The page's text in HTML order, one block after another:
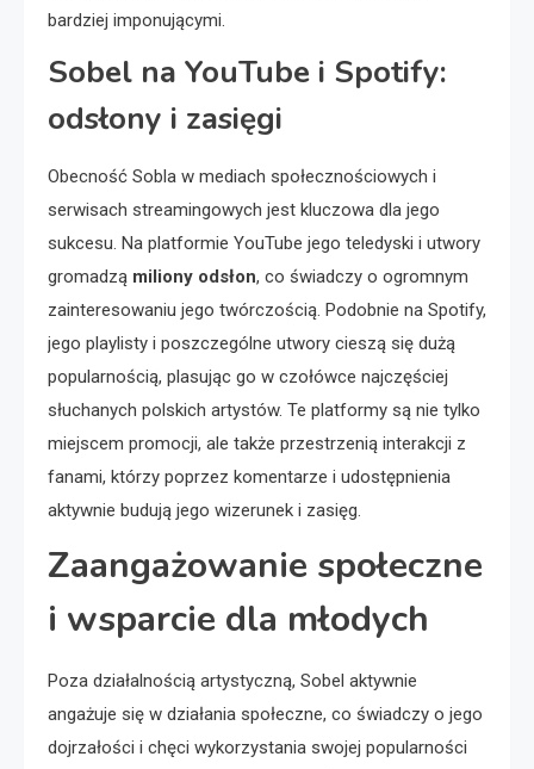
bardziej imponującymi.
Sobel na YouTube i Spotify:
odsłony i zasięgi
Obecność Sobla w mediach społecznościowych i
serwisach streamingowych jest kluczowa dla jego
sukcesu. Na platformie YouTube jego teledyski i utwory
gromadzą miliony odsłon, co świadczy o ogromnym
zainteresowaniu jego twórczością. Podobnie na Spotify,
jego playlisty i poszczególne utwory cieszą się dużą
popularnością, plasując go w czołówce najczęściej
słuchanych polskich artystów. Te platformy są nie tylko
miejscem promocji, ale także przestrzenią interakcji z
fanami, którzy poprzez komentarze i udostępnienia
aktywnie budują jego wizerunek i zasięg.
Zaangażowanie społeczne
i wsparcie dla młodych
Poza działalnością artystyczną, Sobel aktywnie
angażuje się w działania społeczne, co świadczy o jego
dojrzałości i chęci wykorzystania swojej popularności